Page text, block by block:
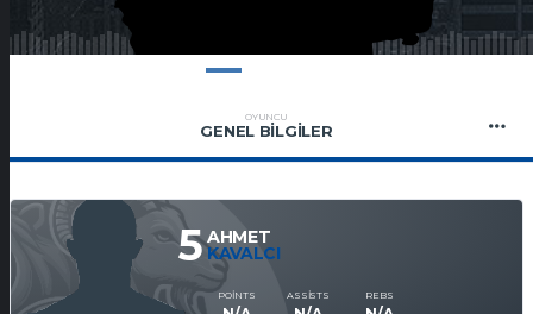
OYUNCU
GENEL BILGILER
5 AHMET
KAVALCI
POINTS ASSISTS REBS